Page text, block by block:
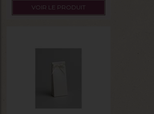
VOIR LE PRODUIT